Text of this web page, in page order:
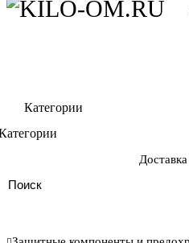
Категории